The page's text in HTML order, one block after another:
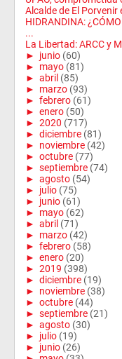
Alcalde de El
HIDRANDINA:
...
La Libertad: ARCC y
► junio (60)
► mayo (81)
► abril (85)
► marzo (93)
► febrero (61)
► enero (50)
► 2020 (717)
► diciembre (81)
► noviembre (42)
► octubre (77)
► septiembre (74)
► agosto (54)
► julio (75)
► junio (61)
► mayo (62)
► abril (71)
► marzo (42)
► febrero (58)
► enero (20)
► 2019 (398)
► diciembre (19)
► noviembre (38)
► octubre (44)
► septiembre (21)
► agosto (30)
► julio (19)
► junio (26)